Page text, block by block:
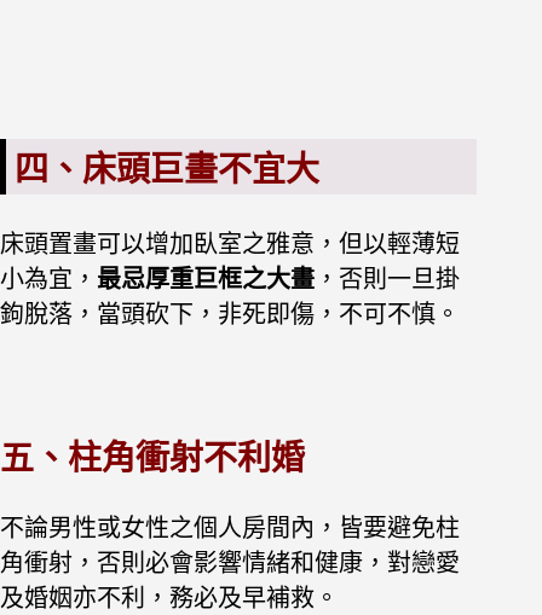
四、床頭巨畫不宜大
床頭置畫可以增加臥室之雅意，但以輕薄短
小為宜， 最忌厚重巨框之大畫 ，否則一旦掛
鉤脫落，當頭砍下，非死即傷，不可不慎。
五、柱角衝射不利婚
不論男性或女性之個人房間內，皆要避免柱
角衝射，否則必會影響情緒和健康，對戀愛
及婚姻亦不利，務必及早補救。